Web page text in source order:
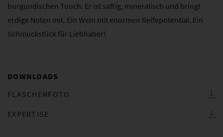
burgundischen Touch. Er ist saftig, mineralisch und bringt
erdige Noten mit. Ein Wein mit enormen Reifepotential. Ein
Schmuckstück für Liebhaber!
DOWNLOADS
FLASCHENFOTO
EXPERTISE